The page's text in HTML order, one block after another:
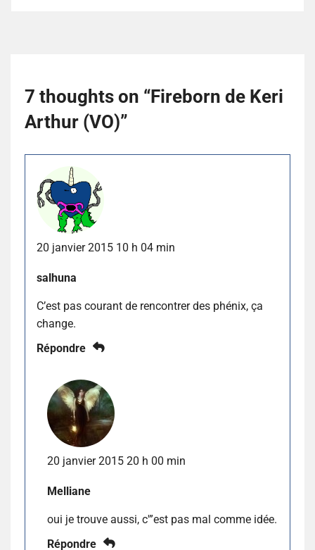
7 thoughts on “Fireborn de Keri
Arthur (VO)”
20 janvier 2015 10 h 04 min
salhuna
C’est pas courant de rencontrer des phénix, ça
change.
Répondre
20 janvier 2015 20 h 00 min
Melliane
oui je trouve aussi, c'”est pas mal comme idée.
Répondre